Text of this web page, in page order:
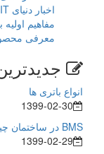
اخبار دنیای IT
مفاهیم
معرفی
انواع باتری ها
1399-02-30
BMS در ساختمان چیست؟
1399-02-29